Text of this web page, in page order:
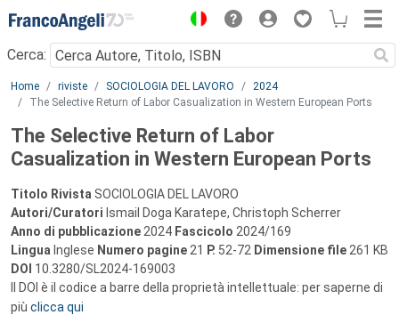
Menu
Cerca:
Main content
Home riviste SOCIOLOGIA DEL LAVORO
2024
The Selective Return of Labor Casualization in Western European Ports
The Selective Return of Labor
Casualization in Western European Ports
Titolo Rivista SOCIOLOGIA DEL LAVORO
Autori/Curatori Ismail Doga Karatepe, Christoph Scherrer
Anno di pubblicazione 2024 Fascicolo 2024/169
Lingua Inglese Numero pagine 21 P. 52-72 Dimensione file 261 KB
DOI 10.3280/SL2024-169003
Il DOI è il codice a barre della proprietà intellettuale: per saperne di
più clicca qui